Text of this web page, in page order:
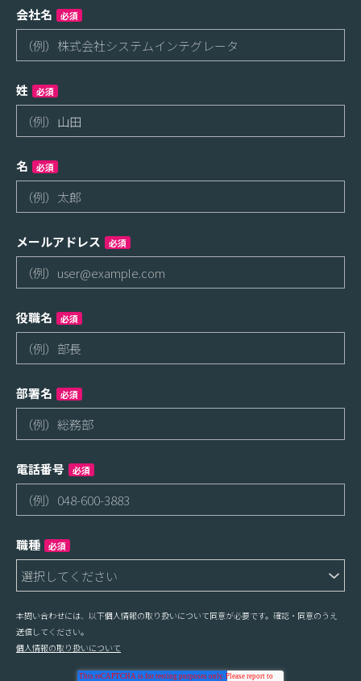
会社名 必須
姓 必須
名 必須
メールアドレス 必須
役職名 必須
部署名 必須
電話番号 必須
職種 必須
本問い合わせには、以下個人情報の取り扱いについて同意が必要です。確認・同意のうえ
送信してください。
個人情報の取り扱いについて